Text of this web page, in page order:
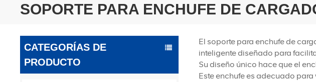
SOPORTE PARA ENCHUFE DE
CATEGORÍAS DE
PRODUCTO
El soporte para enchufe de
inteligente diseñado para
Su diseño único hace que el
Este enchufe es adecuado